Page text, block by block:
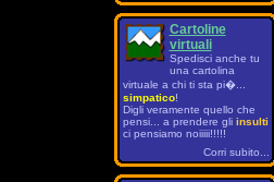
Cartoline
virtuali
Spedisci anche tu
una cartolina
virtuale a chi ti sta pi�...
simpatico!
Digli veramente quello che
pensi... a prendere gli insulti
ci pensiamo noiiiii!!!!!
Corri subito...